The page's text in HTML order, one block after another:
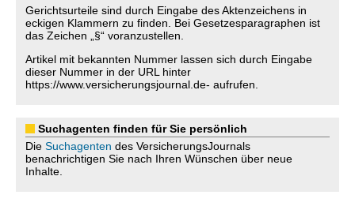
Gerichtsurteile sind durch Eingabe des Aktenzeichens in
eckigen Klammern zu finden. Bei Gesetzesparagraphen ist
das Zeichen „§“ voranzustellen.
Artikel mit bekannten Nummer lassen sich durch Eingabe
dieser Nummer in der URL hinter
https://www.versicherungsjournal.de- aufrufen.
Suchagenten finden für Sie persönlich
Die Suchagenten des VersicherungsJournals
benachrichtigen Sie nach Ihren Wünschen über neue
Inhalte.